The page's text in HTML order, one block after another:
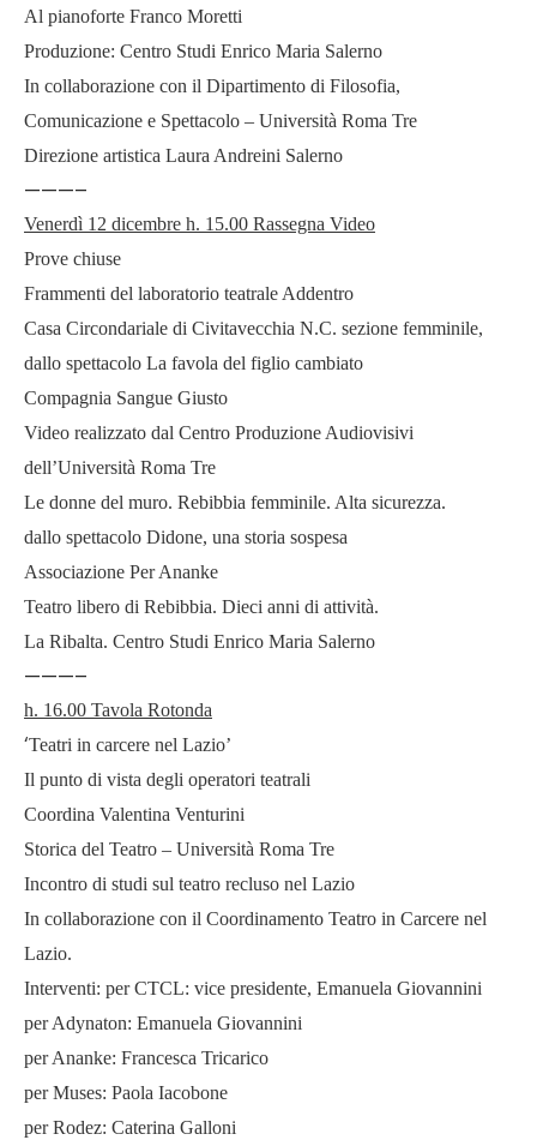
Al pianoforte Franco Moretti
Produzione: Centro Studi Enrico Maria Salerno
In collaborazione con il Dipartimento di Filosofia,
Comunicazione e Spettacolo – Università Roma Tre
Direzione artistica Laura Andreini Salerno
———–
Venerdì 12 dicembre h. 15.00 Rassegna Video
Prove chiuse
Frammenti del laboratorio teatrale Addentro
Casa Circondariale di Civitavecchia N.C. sezione femminile,
dallo spettacolo La favola del figlio cambiato
Compagnia Sangue Giusto
Video realizzato dal Centro Produzione Audiovisivi
dell’Università Roma Tre
Le donne del muro. Rebibbia femminile. Alta sicurezza.
dallo spettacolo Didone, una storia sospesa
Associazione Per Ananke
Teatro libero di Rebibbia. Dieci anni di attività.
La Ribalta. Centro Studi Enrico Maria Salerno
———–
h. 16.00 Tavola Rotonda
‘Teatri in carcere nel Lazio’
Il punto di vista degli operatori teatrali
Coordina Valentina Venturini
Storica del Teatro – Università Roma Tre
Incontro di studi sul teatro recluso nel Lazio
In collaborazione con il Coordinamento Teatro in Carcere nel
Lazio.
Interventi: per CTCL: vice presidente, Emanuela Giovannini
per Adynaton: Emanuela Giovannini
per Ananke: Francesca Tricarico
per Muses: Paola Iacobone
per Rodez: Caterina Galloni